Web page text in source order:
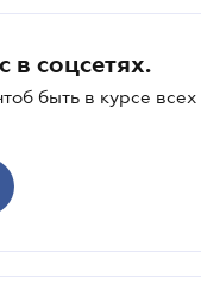
в соцсетях.
быть в курсе